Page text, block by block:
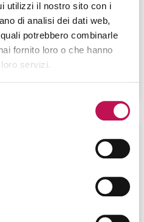
utilizzi il nostro sito con i
di analisi dei dati web,
potrebbero combinarle
fornito loro o che hanno
servizi.
moli di dati e ne ricava
modelli e strategie che
Quali sono le sue